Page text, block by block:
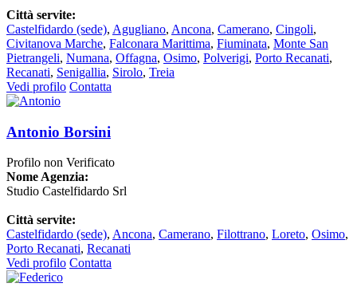
Città servite:
Castelfidardo (sede), Agugliano, Ancona, Camerano, Cingoli,
Civitanova Marche, Falconara Marittima, Fiuminata, Monte San
Pietrangeli, Numana, Offagna, Osimo, Polverigi, Porto Recanati,
Recanati, Senigallia, Sirolo, Treia
Vedi profilo Contatta
Antonio Borsini
Profilo non Verificato
Nome Agenzia:
Studio Castelfidardo Srl
Città servite:
Castelfidardo (sede), Ancona, Camerano, Filottrano, Loreto, Osimo,
Porto Recanati, Recanati
Vedi profilo Contatta